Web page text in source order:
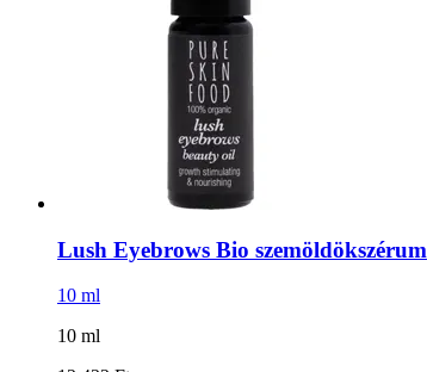
Lush Eyebrows Bio szemöldökszérum
10 ml
10 ml